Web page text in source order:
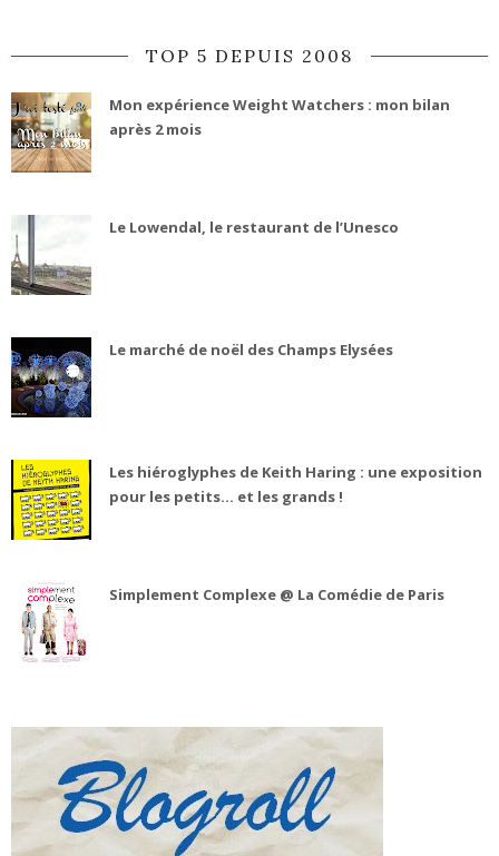
TOP 5 DEPUIS 2008
Mon expérience Weight Watchers : mon bilan
après 2 mois
Le Lowendal, le restaurant de l’Unesco
Le marché de noël des Champs Elysées
Les hiéroglyphes de Keith Haring : une exposition
pour les petits... et les grands !
Simplement Complexe @ La Comédie de Paris